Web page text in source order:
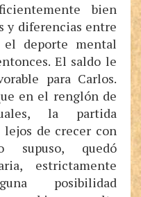
bien
y diferencias entre
deporte mental
El saldo le
para Carlos.
en el renglón de
la partida
lejos de crecer con
supuso, quedó
estrictamente
posibilidad